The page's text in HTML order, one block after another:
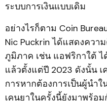
ระบบการเงินแบบเดิม
อย่างไรก็ตาม Coin
Nic Puckrin ได้แสดงควา
ภูมิภาค เช่น แอฟริกาใต้
แล้วตั้งแต่ปี 2023 ดังนั้น เ
การหากต้องการเป็นผู้นำ
เคนยาในครั้งนี้ยังมาพร้อ